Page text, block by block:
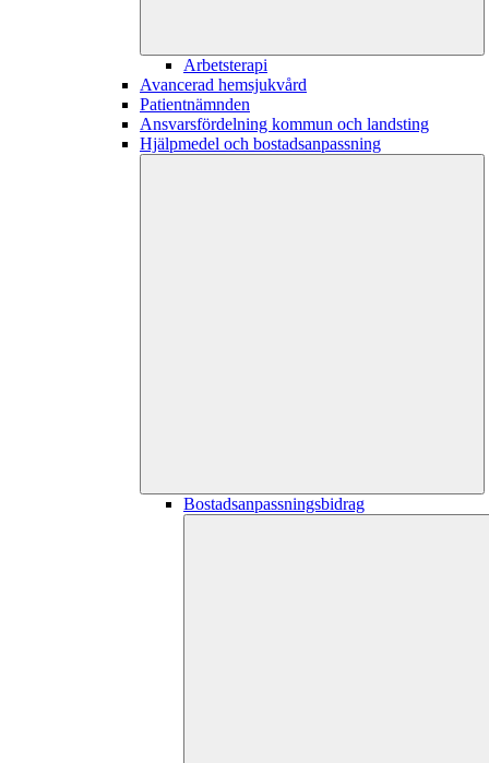
Arbetsterapi
Avancerad hemsjukvård
Patientnämnden
Ansvarsfördelning kommun och landsting
Hjälpmedel och bostadsanpassning
Bostadsanpassningsbidrag